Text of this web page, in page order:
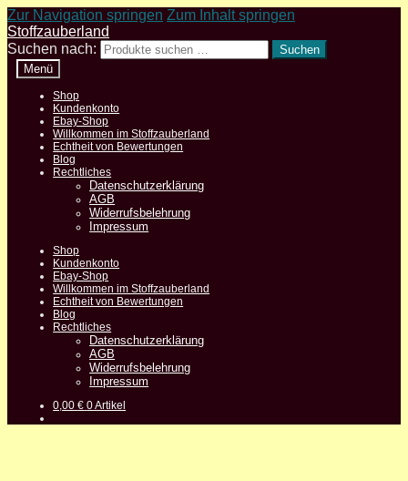
Zur Navigation springen Zum Inhalt springen
Stoffzauberland
Suchen nach:
Suchen
Menü
Shop
Kundenkonto
Ebay-Shop
Willkommen im Stoffzauberland
Echtheit von Bewertungen
Blog
Rechtliches
Datenschutzerklärung
AGB
Widerrufsbelehrung
Impressum
Shop
Kundenkonto
Ebay-Shop
Willkommen im Stoffzauberland
Echtheit von Bewertungen
Blog
Rechtliches
Datenschutzerklärung
AGB
Widerrufsbelehrung
Impressum
0,00€ 0 Artikel